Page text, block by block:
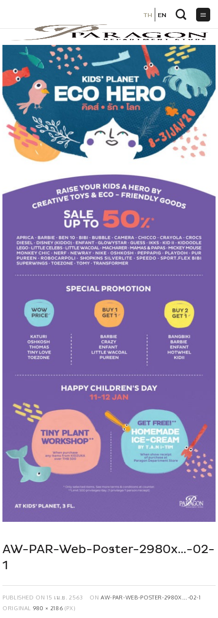
AW-PAR-Web-Poster-2980x…-02-
1
PUBLISHED ON15 เม.ย. 2563 ONAW-PAR-WEB-POSTER-2980X…-02-1
ORIGINAL 980 × 2186 (PX)
TH EN
TH EN